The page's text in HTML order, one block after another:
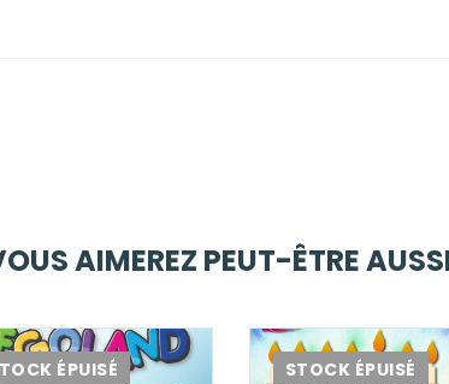
AIMEREZ PEUT-ÊTRE
ÉPUISÉ STOCK ÉPUISÉ